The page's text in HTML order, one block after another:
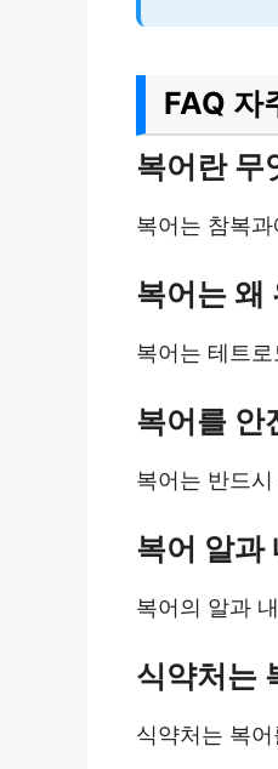
FAQ 자
복어란 무
복어는 참복
복어는 왜
복어는 테트
복어를 안
복어는 반드
복어 알과
복어의 알과
식약처는
식약처는 복